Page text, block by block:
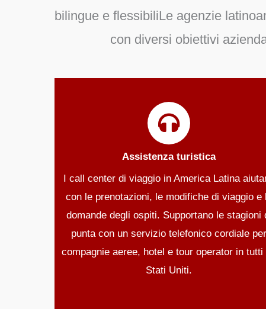
bilingue e flessibiliLe agenzie
con diversi obiettivi
Assistenza turistica
I call center di viaggio in America Latina
con le prenotazioni, le modifiche di viaggio e
domande degli ospiti. Supportano le stagioni
punta con un servizio telefonico cordiale per
compagnie aeree, hotel e tour operator in tutti
Stati Uniti.